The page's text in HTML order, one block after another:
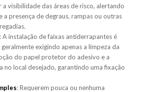
visibilidade das áreas de risco, alertando
a presença de degraus, rampas ou outras
A instalação de faixas antiderrapantes é
exigindo apenas a limpeza da
do papel protetor do adesivo e a
no local desejado, garantindo uma fixação
: Requerem pouca ou nenhuma